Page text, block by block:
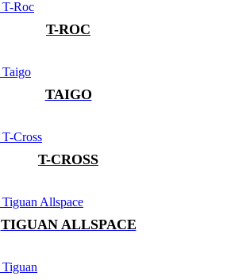
T-ROC
TAIGO
T-CROSS
TIGUAN ALLSPACE